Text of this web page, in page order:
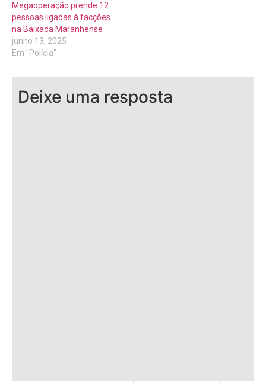
Megaoperação prende 12
pessoas ligadas à facções
na Baixada Maranhense
junho 13, 2025
Em "Polícia"
Deixe uma resposta